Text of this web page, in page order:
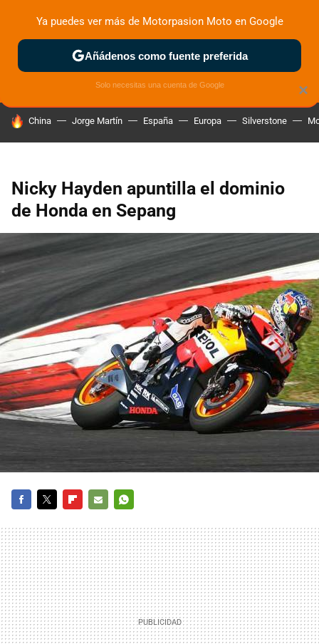
ZONA DE PRUEBAS DEPORTIVAS MOTOS ELÉCTRICAS
HOY SE HABLA DE
China Jorge Martín España Europa Silverstone
Nicky Hayden apuntilla el dominio
de Honda en Sepang
MAIL
×
Ya puedes ver más de Motorpasion Moto en Google
Añádenos como fuente preferida
Solo necesitas una cuenta de Google